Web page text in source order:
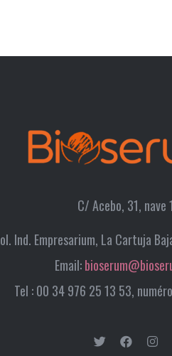
C/ Acebo, 31, nave 1
Ind. Empresarium, La Cartuja
Email:
Tel : 00 34 976 25 13 53,